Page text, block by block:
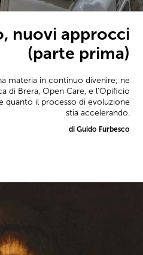
nuovi approcci
(parte prima)
materia in continuo divenire; ne
di Brera, Open Care, e l'Opificio
quanto il processo di evoluzione
stia accelerando.
di Guido Furbesco